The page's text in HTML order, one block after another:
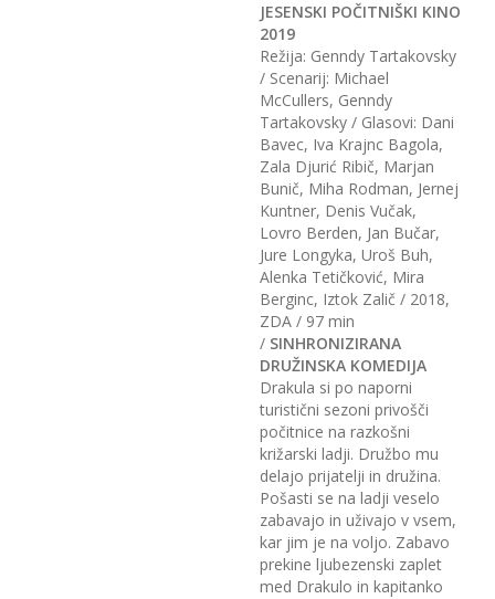
JESENSKI POČITNIŠKI KINO
2019
Režija: Genndy Tartakovsky
/ Scenarij: Michael
McCullers, Genndy
Tartakovsky / Glasovi: Dani
Bavec, Iva Krajnc Bagola,
Zala Djurić Ribič, Marjan
Bunič, Miha Rodman, Jernej
Kuntner, Denis Vučak,
Lovro Berden, Jan Bučar,
Jure Longyka, Uroš Buh,
Alenka Tetičković, Mira
Berginc, Iztok Zalič / 2018,
ZDA / 97 min
/ SINHRONIZIRANA
DRUŽINSKA KOMEDIJA
Drakula si po naporni
turistični sezoni privošči
počitnice na razkošni
križarski ladji. Družbo mu
delajo prijatelji in družina.
Pošasti se na ladji veselo
zabavajo in uživajo v vsem,
kar jim je na voljo. Zabavo
prekine ljubezenski zaplet
med Drakulo in kapitanko